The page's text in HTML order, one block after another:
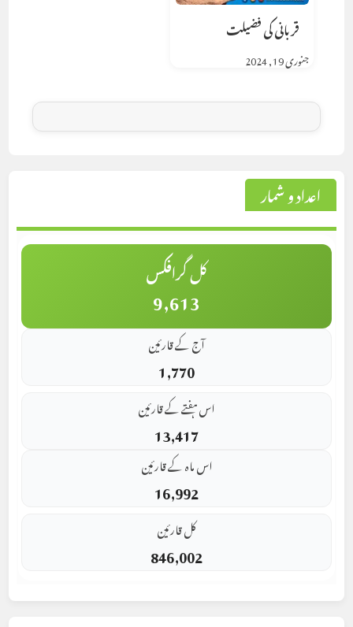
قربانی کی فضیلت
جنوری 19, 2024
اعداد و شمار
کل گرافکس
9,613
آج کے قارئین
1,770
اس ہفتے کے قارئین
13,417
اس ماہ کے قارئین
16,992
کل قارئین
846,002